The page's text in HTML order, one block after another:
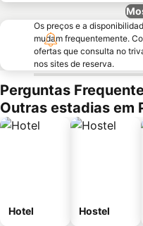
Os preços e a
mudam frequentemente.
ofertas que consulta no
nos sites de reserva.
Perguntas
Outras estadias em
Hotel Hostel